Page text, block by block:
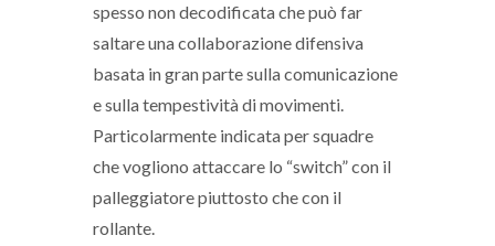
spesso non decodificata che può far
saltare una collaborazione difensiva
basata in gran parte sulla comunicazione
e sulla tempestività di movimenti.
Particolarmente indicata per squadre
che vogliono attaccare lo “switch” con il
palleggiatore piuttosto che con il
rollante.